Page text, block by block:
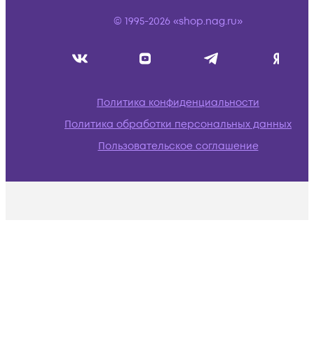
© 1995-2026 «shop.nag.ru»
Политика конфиденциальности
Политика обработки персональных данных
Пользовательское соглашение